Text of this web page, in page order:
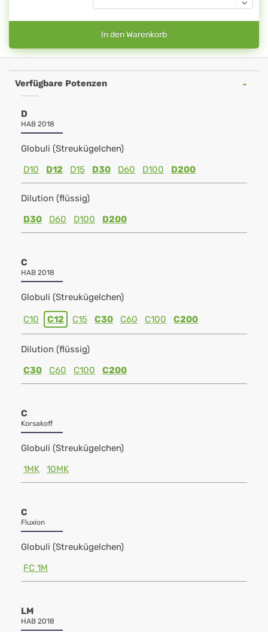
In den Warenkorb
Verfügbare Potenzen
D
HAB 2018
Globuli (Streukügelchen)
D10
D12 D15 D30 D60 D100 D200
Dilution (flüssig)
D30
D60 D100 D200
C
HAB 2018
Globuli (Streukügelchen)
C10 C12 C15 C30 C60 C100 C200
Dilution (flüssig)
C30
C60 C100 C200
C
Korsakoff
Globuli (Streukügelchen)
1MK
10MK
C
Fluxion
Globuli (Streukügelchen)
FC 1M
LM
HAB 2018